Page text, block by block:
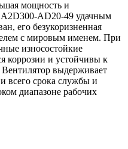
мощность и
A2D300-AD20-49 удачным
его безукоризненная
с мировым именем. При
износостойкие
коррозии и устойчивы к
выдерживает
всего срока службы и
диапазоне рабочих